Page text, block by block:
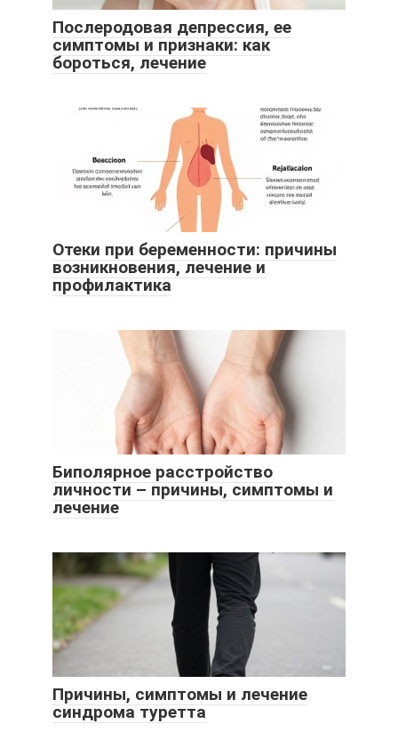
Послеродовая депрессия, ее
симптомы и признаки: как
бороться, лечение
Отеки при беременности: причины
возникновения, лечение и
профилактика
Биполярное расстройство
личности – причины, симптомы и
лечение
Причины, симптомы и лечение
синдрома туретта